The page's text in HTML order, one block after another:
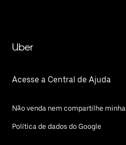
Uber
Acesse a Central de Ajuda
Não venda nem compartilhe
Política de dados do Google